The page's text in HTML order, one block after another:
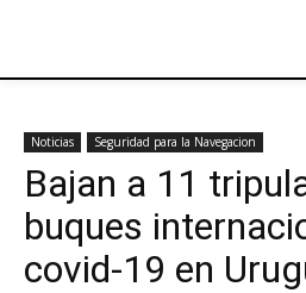
Noticias Seguridad para la Navegacion
Bajan a 11
buques
covid-19 en